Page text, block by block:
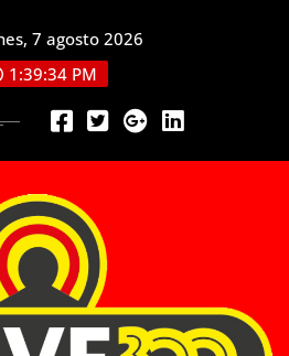
7 agosto 2026
1:39:35 PM